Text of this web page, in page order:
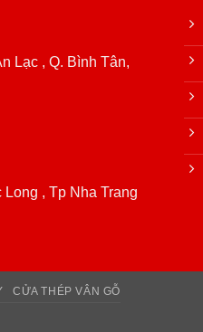
Lạc , Q. Bình Tân,
, Tp Nha Trang
CỬA THÉP VÂN GỖ